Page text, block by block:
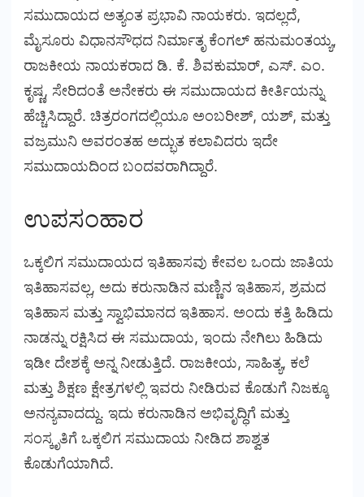
ಸಮುದಾಯದ ಅತ್ಯಂತ ಪ್ರಭಾವಿ ನಾಯಕರು. ಇದಲ್ಲದೆ,
ಮೈಸೂರು ವಿಧಾನಸೌಧದ ನಿರ್ಮಾತೃ ಕೆಂಗಲ್ ಹನುಮಂತಯ್ಯ,
ರಾಜಕೀಯ ನಾಯಕರಾದ ಡಿ. ಕೆ. ಶಿವಕುಮಾರ್, ಎಸ್. ಎಂ.
ಕೃಷ್ಣ, ಸೇರಿದಂತೆ ಅನೇಕರು ಈ ಸಮುದಾಯದ ಕೀರ್ತಿಯನ್ನು
ಹೆಚ್ಚಿಸಿದ್ದಾರೆ. ಚಿತ್ರರಂಗದಲ್ಲಿಯೂ ಅಂಬರೀಶ್, ಯಶ್, ಮತ್ತು
ವಜ್ರಮುನಿ ಅವರಂತಹ ಅದ್ಭುತ ಕಲಾವಿದರು ಇದೇ
ಸಮುದಾಯದಿಂದ ಬಂದವರಾಗಿದ್ದಾರೆ.
ಉಪಸಂಹಾರ
ಒಕ್ಕಲಿಗ ಸಮುದಾಯದ ಇತಿಹಾಸವು ಕೇವಲ ಒಂದು ಜಾತಿಯ
ಇತಿಹಾಸವಲ್ಲ, ಅದು ಕರುನಾಡಿನ ಮಣ್ಣಿನ ಇತಿಹಾಸ, ಶ್ರಮದ
ಇತಿಹಾಸ ಮತ್ತು ಸ್ವಾಭಿಮಾನದ ಇತಿಹಾಸ. ಅಂದು ಕತ್ತಿ ಹಿಡಿದು
ನಾಡನ್ನು ರಕ್ಷಿಸಿದ ಈ ಸಮುದಾಯ, ಇಂದು ನೇಗಿಲು ಹಿಡಿದು
ಇಡೀ ದೇಶಕ್ಕೆ ಅನ್ನ ನೀಡುತ್ತಿದೆ. ರಾಜಕೀಯ, ಸಾಹಿತ್ಯ, ಕಲೆ
ಮತ್ತು ಶಿಕ್ಷಣ ಕ್ಷೇತ್ರಗಳಲ್ಲಿ ಇವರು ನೀಡಿರುವ ಕೊಡುಗೆ ನಿಜಕ್ಕೂ
ಅನನ್ಯವಾದದ್ದು. ಇದು ಕರುನಾಡಿನ ಅಭಿವೃದ್ಧಿಗೆ ಮತ್ತು
ಸಂಸ್ಕೃತಿಗೆ ಒಕ್ಕಲಿಗ ಸಮುದಾಯ ನೀಡಿದ ಶಾಶ್ವತ
ಕೊಡುಗೆಯಾಗಿದೆ.